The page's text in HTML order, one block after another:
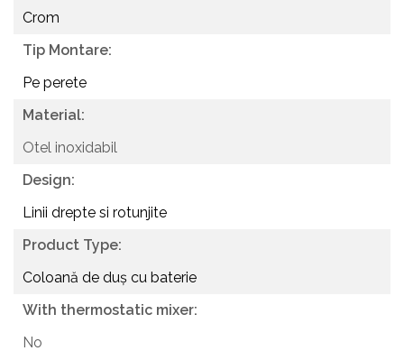
Crom
Tip Montare:
Pe perete
Material:
Otel inoxidabil
Design:
Linii drepte si rotunjite
Product Type:
Coloană de duș cu baterie
With thermostatic mixer:
No